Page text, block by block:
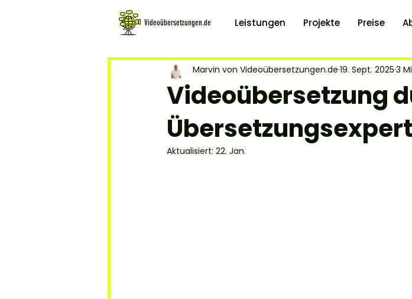
Leistungen Projekte Preise
Videoübersetzungen.de
Videoübersetzung
Marvin von Videoübersetzungen.de 19. Sept. 2025 3
Aktualisiert: 22. Jan.